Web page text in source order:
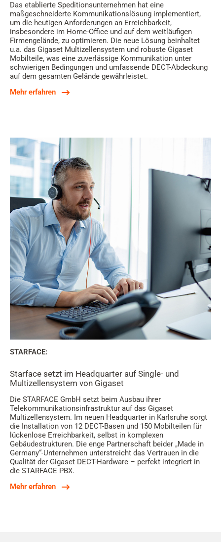
Das etablierte Speditionsunternehmen hat eine
maßgeschneiderte Kommunikationslösung implementiert,
um die heutigen Anforderungen an Erreichbarkeit,
insbesondere im Home-Office und auf dem weitläufigen
Firmengelände, zu optimieren. Die neue Lösung beinhaltet
u.a. das Gigaset Multizellensystem und robuste Gigaset
Mobilteile, was eine zuverlässige Kommunikation unter
schwierigen Bedingungen und umfassende DECT-Abdeckung
auf dem gesamten Gelände gewährleistet.
Mehr erfahren
STARFACE:
Starface setzt im Headquarter auf Single- und
Multizellensystem von Gigaset
Die STARFACE GmbH setzt beim Ausbau ihrer
Telekommunikationsinfrastruktur auf das Gigaset
Multizellensystem. Im neuen Headquarter in Karlsruhe sorgt
die Installation von 12 DECT-Basen und 150 Mobilteilen für
lückenlose Erreichbarkeit, selbst in komplexen
Gebäudestrukturen. Die enge Partnerschaft beider „Made in
Germany“-Unternehmen unterstreicht das Vertrauen in die
Qualität der Gigaset DECT-Hardware – perfekt integriert in
die STARFACE PBX.
Mehr erfahren